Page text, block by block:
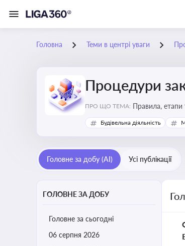
Головна Теми в центрі уваги
Процедури
ПРО ЩО ТЕМА: Правила, етапи
Будівельна діяльність
Головне за добу (AI) Усі публікації
ГОЛОВНЕ ЗА ДОБУ
Головне за сьогодні
06 серпня 2026